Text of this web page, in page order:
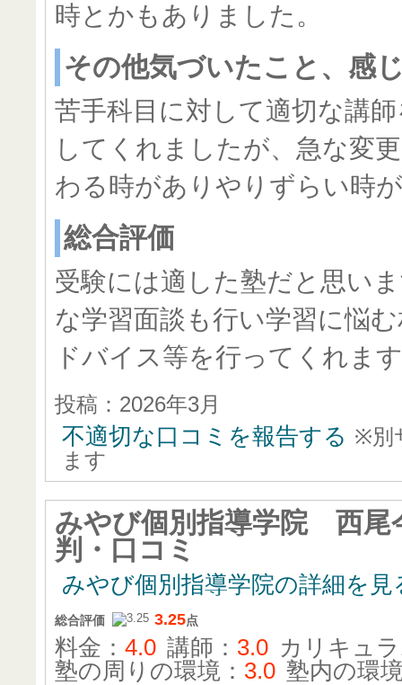
時とかもありました。
その他気づいたこと、感
苦手科目に対して適切な講
してくれましたが、急な変
わる時がありやりずらい時
総合評価
受験には適した塾だと思い
な学習面談も行い学習に悩
ドバイス等を行ってくれま
投稿：2026年3月
不適切な口コミを報告する ※別
ます
みやび個別指導学院 西尾
判・口コミ
みやび個別指導学院の詳細を見
総合評価 3.25点
料金： 4.0 講師： 3.0 カリキュ
塾の周りの環境： 3.0 塾内の環